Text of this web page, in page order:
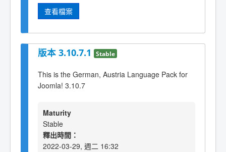
查看檔案
版本 3.10.7.1 Stable
This is the German, Austria Language Pack for
Joomla! 3.10.7
Maturity
Stable
釋出時間：
2022-03-29, 週二 16:32